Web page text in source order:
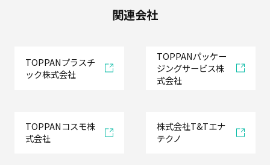
関連会社
TOPPANプラスチ
ック株式会社
TOPPANパッケー
ジングサービス株
式会社
TOPPANコスモ株
式会社
株式会社T&Tエナ
テクノ